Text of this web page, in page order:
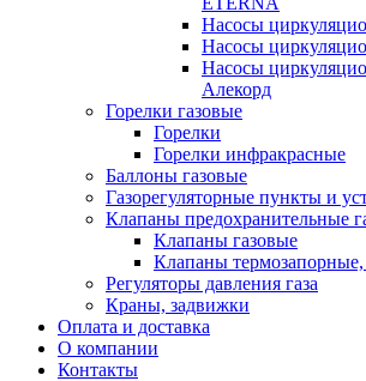
Насосы
Насосы
Насосы
Алекорд
Горелки газовые
Горелки
Горелки инфракрасные
Баллоны газовые
Газорегуляторные пункты и
Клапаны предохранительные
Клапаны газовые
Клапаны
Регуляторы давления газа
Краны, задвижки
Оплата и доставка
О компании
Контакты